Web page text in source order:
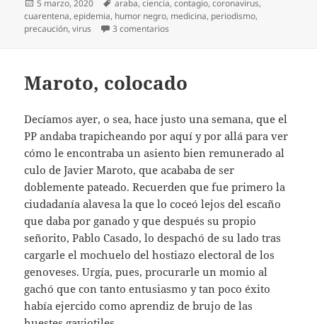
Publicado
el
5 marzo, 2020 Etiquetas
araba,ciencia,contagio,coronavirus,
cuarentena,epidemia, humor negro, medicina, periodismo,
precaución,virus 3 comentarios
Maroto, colocado
Decíamos ayer, o sea, hace justo una semana, que el
PP andaba trapicheando por aquí y por allá para ver
cómo le encontraba un asiento bien remunerado al
culo de Javier Maroto, que acababa de ser
doblemente pateado. Recuerden que fue primero la
ciudadanía alavesa la que lo coceó lejos del escaño
que daba por ganado y que después su propio
señorito, Pablo Casado, lo despachó de su lado tras
cargarle el mochuelo del hostiazo electoral de los
genoveses. Urgía, pues, procurarle un momio al
gachó que con tanto entusiasmo y tan poco éxito
había ejercido como aprendiz de brujo de las